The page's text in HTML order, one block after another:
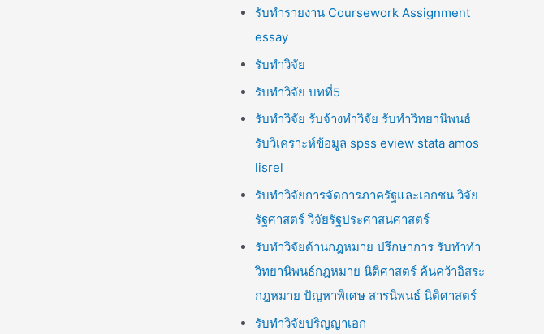
รับทำรายงาน Coursework Assignment
essay
รับทำวิจัย
รับทำวิจัย บทที่5
รับทำวิจัย รับจ้างทำวิจัย รับทำวิทยานิพนธ์
รับวิเคราะห์ข้อมูล spss eview stata amos
lisrel
รับทำวิจัยการจัดการภาครัฐและเอกชน วิจัย
รัฐศาสตร์ วิจัยรัฐประศาสนศาสตร์
รับทำวิจัยด้านกฎหมาย ปรึกษาการ รับทำทำ
วิทยานิพนธ์กฎหมาย นิติศาสตร์ ค้นคว้าอิสระ
กฎหมาย ปัญหาพิเศษ สารนิพนธ์ นิติศาสตร์
รับทำวิจัยปริญญาเอก